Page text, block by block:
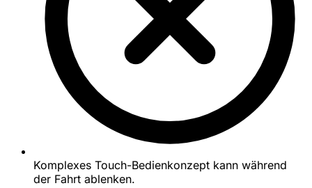
Komplexes Touch-Bedienkonzept kann während
der Fahrt ablenken.